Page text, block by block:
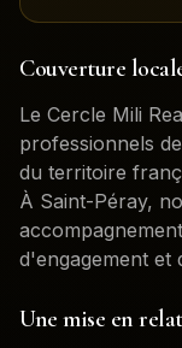
Couverture
Le Cercle Mili
professionnels
du territoire
À Saint-Péray,
d'engagement et
Une mise en